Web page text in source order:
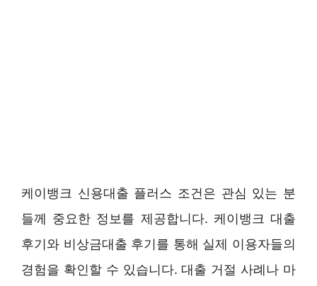
케이뱅크 신용대출 플러스 조건은 관심 있는 분
들께 중요한 정보를 제공합니다. 케이뱅크 대출
후기와 비상금대출 후기를 통해 실제 이용자들의
경험을 확인할 수 있습니다. 대출 거절 사례나 마